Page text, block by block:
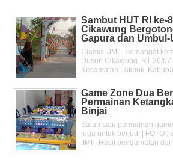
Sambut HUT RI ke-
Cikawung
Gapura dan Umbul-
Ciamis, JMI - Semangat
Dusun Cikawung, RT 26/07
Kecamatan Lakbok,
Game Zone Dua
Permainan
Binjai
Salah satu permainan
juga untuk berjudi | FOTO
JMI - Hasil pengamatan